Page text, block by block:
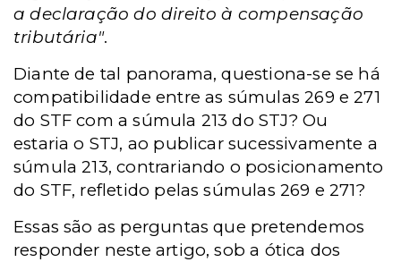
a declaração do direito à compensação
tributária".
Diante de tal panorama, questiona-se se há
compatibilidade entre as súmulas 269 e 271
do STF com a súmula 213 do STJ? Ou
estaria o STJ, ao publicar sucessivamente a
súmula 213, contrariando o posicionamento
do STF, refletido pelas súmulas 269 e 271?
Essas são as perguntas que pretendemos
responder neste artigo, sob a ótica dos